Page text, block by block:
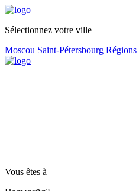
Sélectionnez votre ville
Moscou Saint-Pétersbourg Régions
Vous êtes à